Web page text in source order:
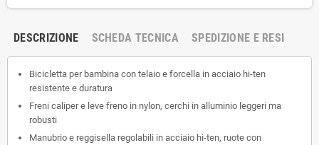
DESCRIZIONE SCHEDA TECNICA SPEDIZIONE E RESI
Bicicletta per bambina con telaio e forcella in acciaio hi-ten
resistente e duratura
Freni caliper e leve freno in nylon, cerchi in alluminio leggeri ma
robusti
Manubrio e reggisella regolabili in acciaio hi-ten, ruote con